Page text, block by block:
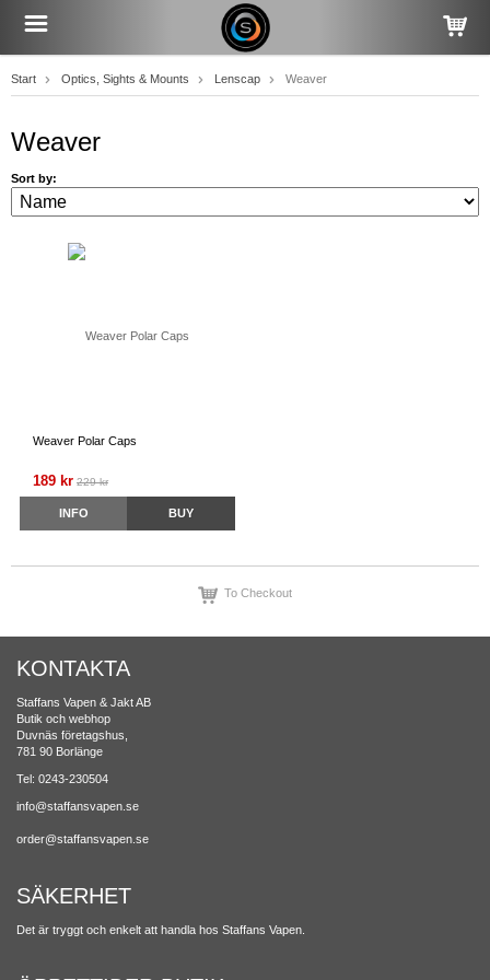
Start Optics, Sights & Mounts Lenscap Weaver
Weaver
Sort by:
Weaver Polar Caps
189 kr 229 kr
INFO BUY
To Checkout
KONTAKTA
Staffans Vapen & Jakt AB
Butik och webhop
Duvnäs företagshus,
781 90 Borlänge
Tel: 0243-230504
info@staffansvapen.se
order@staffansvapen.se
SÄKERHET
Det är tryggt och enkelt att handla hos Staffans Vapen.